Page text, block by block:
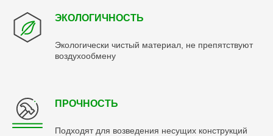
ЭКОЛОГИЧНОСТЬ
Экологически чистый материал, не препятствуют
воздухообмену
ПРОЧНОСТЬ
Подходят для возведения несущих конструкций